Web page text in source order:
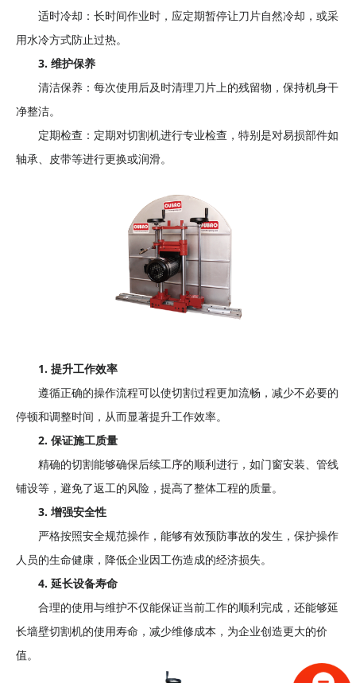
适时冷却：长时间作业时，应定期暂停让刀片自然冷却，或采
用水冷方式防止过热。
3. 维护保养
清洁保养：每次使用后及时清理刀片上的残留物，保持机身干
净整洁。
定期检查：定期对切割机进行专业检查，特别是对易损部件如
轴承、皮带等进行更换或润滑。
1. 提升工作效率
遵循正确的操作流程可以使切割过程更加流畅，减少不必要的
停顿和调整时间，从而显著提升工作效率。
2. 保证施工质量
精确的切割能够确保后续工序的顺利进行，如门窗安装、管线
铺设等，避免了返工的风险，提高了整体工程的质量。
3. 增强安全性
严格按照安全规范操作，能够有效预防事故的发生，保护操作
人员的生命健康，降低企业因工伤造成的经济损失。
4. 延长设备寿命
合理的使用与维护不仅能保证当前工作的顺利完成，还能够延
长墙壁切割机的使用寿命，减少维修成本，为企业创造更大的价
值。